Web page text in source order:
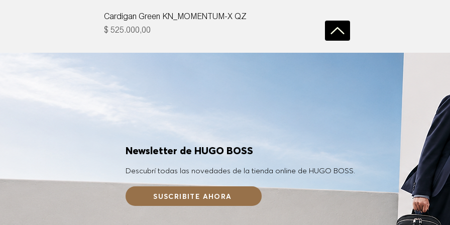
Cardigan Green KN_MOMENTUM-X QZ
Precio
$ 525.000,00
Newsletter de HUGO BOSS
Descubrí todas las novedades de la tienda online de HUGO BOSS.
SUSCRIBITE AHORA